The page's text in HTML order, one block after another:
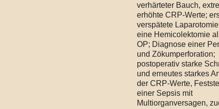
verhärteter Bauch,
erhöhte CRP-Werte;
verspätete
eine Hemicolektomie
OP; Diagnose einer
und Zökumperforation;
postoperativ starke
und erneutes starkes
der CRP-Werte,
einer Sepsis mit
Multiorganversagen,